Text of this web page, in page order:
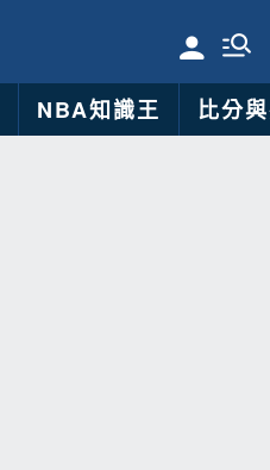
NBA知識王 比分